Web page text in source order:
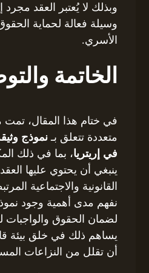
وبذلك لا يُعتبر العقد مجرد
وسيلة فعالة لحماية
الأسري.
الخاتمة
في ختام هذا المقال،
متعددة تتعلق بـ
في إريتريا، بما في ذلك
ينبغي أن يحتوي عليها
القانونية والاجتماعية
نفهم مدى أهمية وجود
لضمان الحقوق
يساهم ذلك في خلق بيئة
أن تقلل من النزاعات